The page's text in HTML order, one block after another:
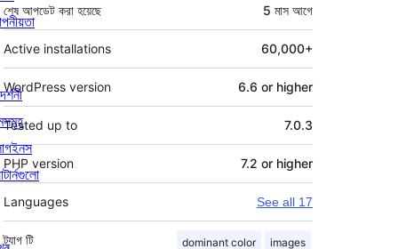
শেষ আপডেট করা হয়েছে 5 মাস আগে
Active installations 60,000+
WordPress version 6.6 or higher
Tested up to 7.0.3
PHP version 7.2 or higher
Languages See all 17
ট্যাগ dominant color images
টি